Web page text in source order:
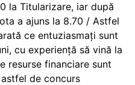
la Titularizare, iar după
a ajuns la 8.70 / Astfel
ce entuziasmați sunt
cu experiență să vină la
resurse financiare sunt
de concurs